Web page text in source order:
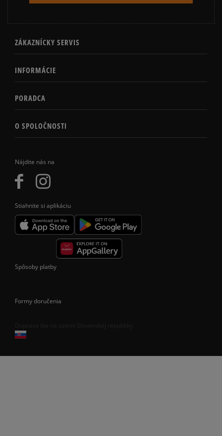
Nájdite nás na
Stiahnite si aplikáciu
ZÁKAZNÍCKY SERVIS
INFORMÁCIE
PORADCA
O SPOLOČNOSTI
Spôsoby platby
Formy doručenia